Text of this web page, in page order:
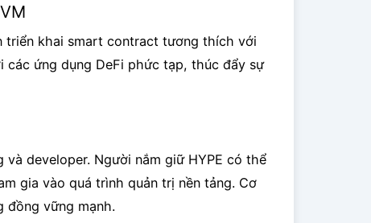
triển khai smart contract tương thích với
các ứng dụng DeFi phức tạp, thúc đẩy sự
developer. Người nắm giữ HYPE có thể
gia vào quá trình quản trị nền tảng. Cơ
đồng vững mạnh.